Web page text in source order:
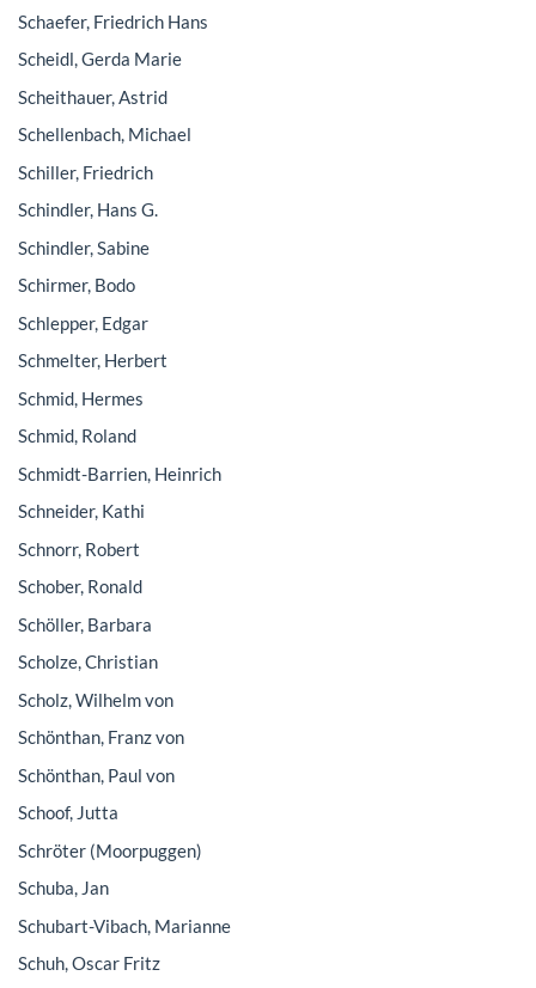
Schaefer, Friedrich Hans
Scheidl, Gerda Marie
Scheithauer, Astrid
Schellenbach, Michael
Schiller, Friedrich
Schindler, Hans G.
Schindler, Sabine
Schirmer, Bodo
Schlepper, Edgar
Schmelter, Herbert
Schmid, Hermes
Schmid, Roland
Schmidt-Barrien, Heinrich
Schneider, Kathi
Schnorr, Robert
Schober, Ronald
Schöller, Barbara
Scholze, Christian
Scholz, Wilhelm von
Schönthan, Franz von
Schönthan, Paul von
Schoof, Jutta
Schröter (Moorpuggen)
Schuba, Jan
Schubart-Vibach, Marianne
Schuh, Oscar Fritz